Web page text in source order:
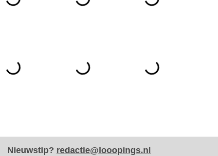
Nieuwstip? redactie@looopings.nl